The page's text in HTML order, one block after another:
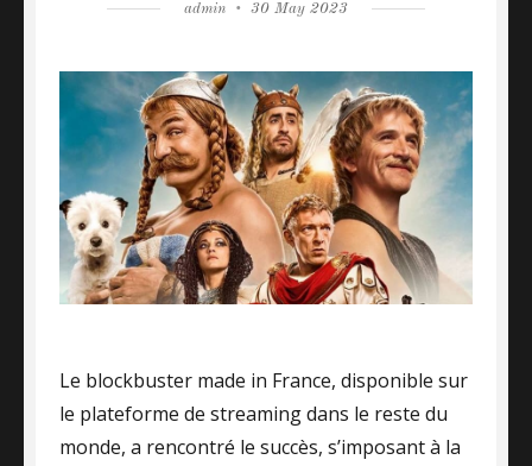
Author
admin
Posted
30 May 2023
Le blockbuster made in France, disponible sur
le plateforme de streaming dans le reste du
monde, a rencontré le succès, s’imposant à la